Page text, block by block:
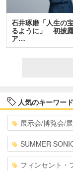
石井琢磨「人生の
るように」 初披
ア…
人気のキーワード
展示会/博覧会/
SUMMER
フィンセント・